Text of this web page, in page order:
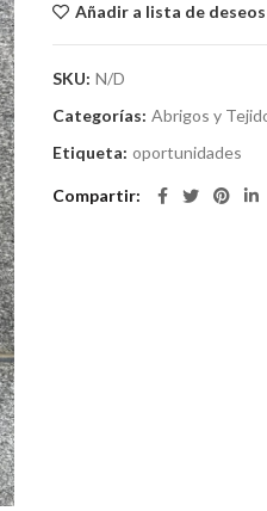
Añadir a lista de deseos
SKU: N/D
Categorías: Abrigos y
Etiqueta: oportunidades
Compartir